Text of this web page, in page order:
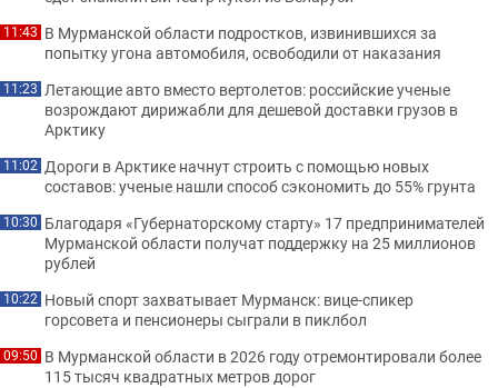
11:43 В Мурманской области подростков, извинившихся за
попытку угона автомобиля, освободили от наказания
11:23 Летающие авто вместо вертолетов: российские ученые
возрождают дирижабли для дешевой доставки грузов в
Арктику
11:02 Дороги в Арктике начнут строить с помощью новых
составов: ученые нашли способ сэкономить до 55% грунта
10:30 Благодаря «Губернаторскому старту» 17 предпринимателей
Мурманской области получат поддержку на 25 миллионов
рублей
10:22 Новый спорт захватывает Мурманск: вице-спикер
горсовета и пенсионеры сыграли в пиклбол
09:50 В Мурманской области в 2026 году отремонтировали более
115 тысяч квадратных метров дорог